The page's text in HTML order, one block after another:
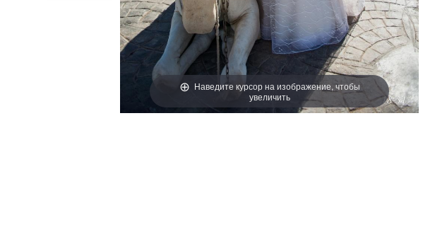
Наведите курсор на изображение, чтобы
увеличить